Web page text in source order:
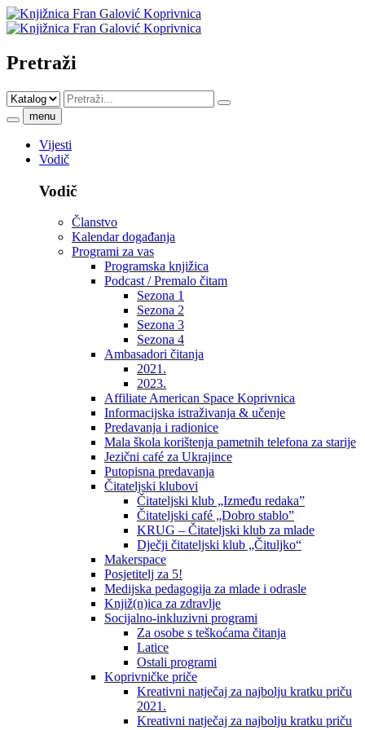
Pretraži
menu
Vijesti
Vodič
Vodič
Članstvo
Kalendar događanja
Programi za vas
Programska knjižica
Podcast / Premalo čitam
Sezona 1
Sezona 2
Sezona 3
Sezona 4
Ambasadori čitanja
2021.
2023.
Affiliate American Space Koprivnica
Informacijska istraživanja & učenje
Predavanja i radionice
Mala škola korištenja pametnih telefona za starije
Jezični café za Ukrajince
Putopisna predavanja
Čitateljski klubovi
Čitateljski klub „Između redaka”
Čitateljski café „Dobro stablo”
KRUG – Čitateljski klub za mlade
Dječji čitateljski klub „Čituljko“
Makerspace
Posjetitelj za 5!
Medijska pedagogija za mlade i odrasle
Knjiž(n)ica za zdravlje
Socijalno-inkluzivni programi
Za osobe s teškoćama čitanja
Latice
Ostali programi
Koprivničke priče
Kreativni natječaj za najbolju kratku priču
2021.
Kreativni natječaj za najbolju kratku priču